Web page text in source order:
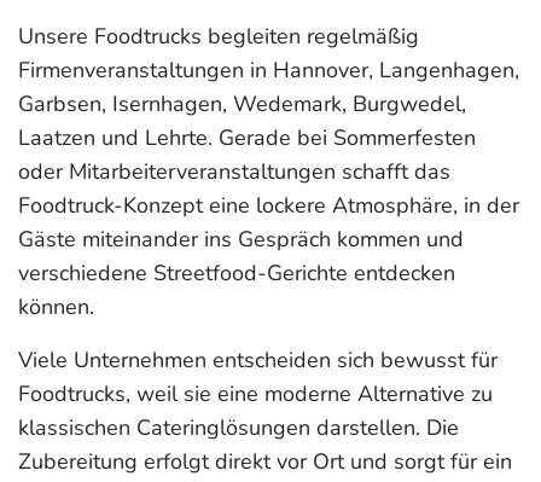
Unsere Foodtrucks begleiten regelmäßig
Firmenveranstaltungen in Hannover, Langenhagen,
Garbsen, Isernhagen, Wedemark, Burgwedel,
Laatzen und Lehrte. Gerade bei Sommerfesten
oder Mitarbeiterveranstaltungen schafft das
Foodtruck-Konzept eine lockere Atmosphäre, in der
Gäste miteinander ins Gespräch kommen und
verschiedene Streetfood-Gerichte entdecken
können.
Viele Unternehmen entscheiden sich bewusst für
Foodtrucks, weil sie eine moderne Alternative zu
klassischen Cateringlösungen darstellen. Die
Zubereitung erfolgt direkt vor Ort und sorgt für ein